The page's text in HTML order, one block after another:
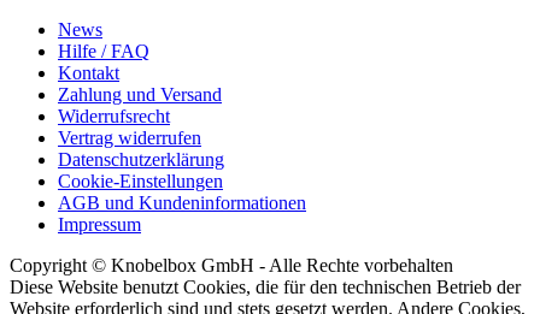
News
Hilfe / FAQ
Kontakt
Zahlung und Versand
Widerrufsrecht
Vertrag widerrufen
Datenschutzerklärung
Cookie-Einstellungen
AGB und Kundeninformationen
Impressum
Copyright © Knobelbox GmbH - Alle Rechte vorbehalten
Diese Website benutzt Cookies, die für den technischen Betrieb der
Website erforderlich sind und stets gesetzt werden. Andere Cookies,